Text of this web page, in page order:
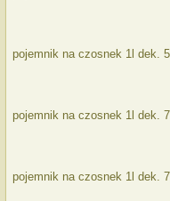
pojemnik na czosnek 1l dek.
pojemnik na czosnek 1l dek.
pojemnik na czosnek 1l dek.